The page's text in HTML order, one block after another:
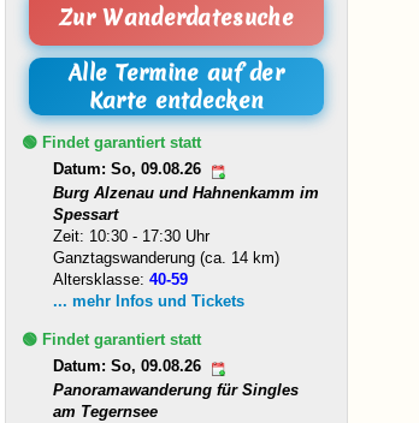
Zur Wanderdatesuche
Alle Termine auf der
Karte entdecken
🟢 Findet garantiert statt
Datum: So, 09.08.26
Burg Alzenau und Hahnenkamm im
Spessart
Zeit: 10:30 - 17:30 Uhr
Ganztagswanderung (ca. 14 km)
Altersklasse:40-59
... mehr Infos und Tickets
🟢 Findet garantiert statt
Datum: So, 09.08.26
Panoramawanderung für Singles
am Tegernsee